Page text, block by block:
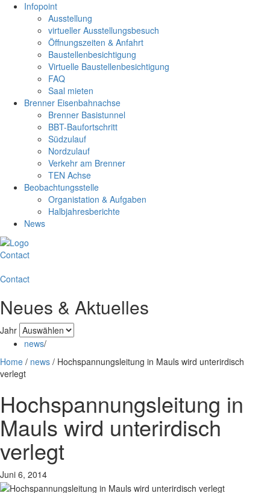
Infopoint
Ausstellung
virtueller Ausstellungsbesuch
Öffnungszeiten & Anfahrt
Baustellenbesichtigung
Virtuelle Baustellenbesichtigung
FAQ
Saal mieten
Brenner Eisenbahnachse
Brenner Basistunnel
BBT-Baufortschritt
Südzulauf
Nordzulauf
Verkehr am Brenner
TEN Achse
Beobachtungsstelle
Organistation & Aufgaben
Halbjahresberichte
News
Contact
Contact
Neues & Aktuelles
Jahr
news/
Home / news / Hochspannungsleitung in Mauls wird unterirdisch
verlegt
Hochspannungsleitung in
Mauls wird unterirdisch
verlegt
Juni 6, 2014